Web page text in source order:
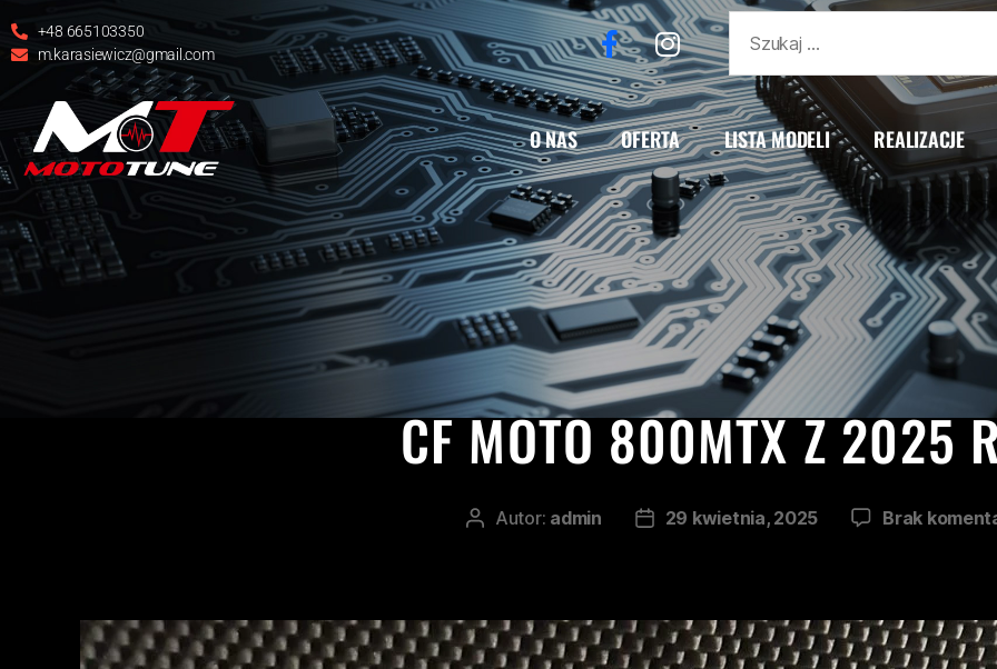
+48 665103350
m.karasiewicz@gmail.com
O NAS OFERTA LISTA MODELI REALIZACJE
800MTX CF MOTO REALIZACJE
CF MOTO 800MTX Z 2025
Autor: admin 29 kwietnia, 2025 Brak